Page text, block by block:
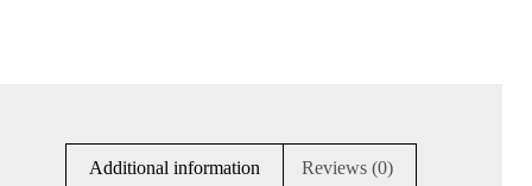
Additional information Reviews (0)